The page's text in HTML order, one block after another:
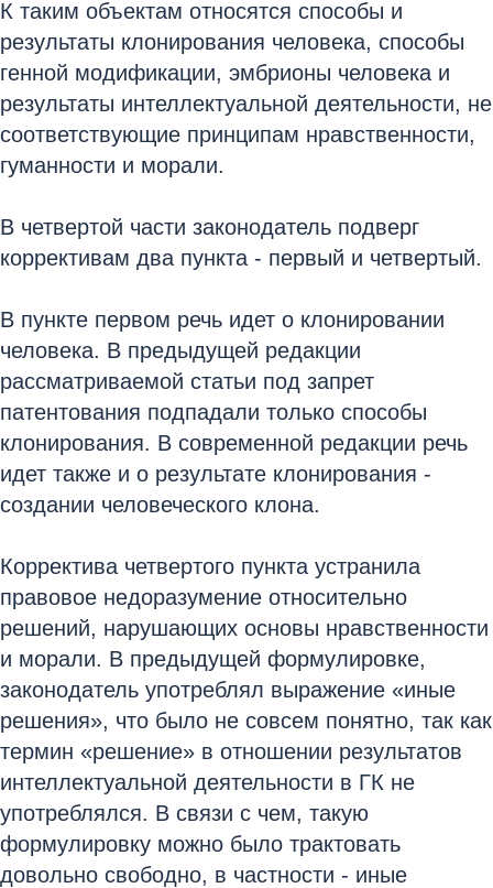
К таким объектам относятся способы и
результаты клонирования человека, способы
генной модификации, эмбрионы человека и
результаты интеллектуальной деятельности, не
соответствующие принципам нравственности,
гуманности и морали.
В четвертой части законодатель подверг
коррективам два пункта - первый и четвертый.
В пункте первом речь идет о клонировании
человека. В предыдущей редакции
рассматриваемой статьи под запрет
патентования подпадали только способы
клонирования. В современной редакции речь
идет также и о результате клонирования -
создании человеческого клона.
Корректива четвертого пункта устранила
правовое недоразумение относительно
решений, нарушающих основы нравственности
и морали. В предыдущей формулировке,
законодатель употреблял выражение «иные
решения», что было не совсем понятно, так как
термин «решение» в отношении результатов
интеллектуальной деятельности в ГК не
употреблялся. В связи с чем, такую
формулировку можно было трактовать
довольно свободно, в частности - иные